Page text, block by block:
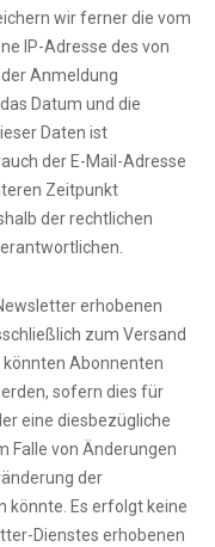
wir ferner die vom
IP-Adresse des von
Anmeldung
Datum und die
Daten ist
der E-Mail-Adresse
Zeitpunkt
der rechtlichen
erhobenen
zum Versand
Abonnenten
sofern dies für
eine diesbezügliche
Falle von Änderungen
der
könnte. Es erfolgt keine
Dienstes erhobenen